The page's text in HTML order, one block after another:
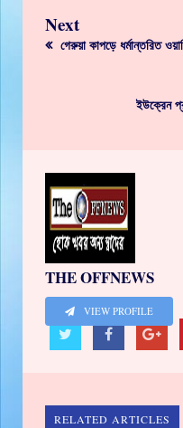
Next
গেরুয়া কাপড়ে ধর্মান্তরিত
ইউক্রেন
THE OFFNEWS
VIEW PROFILE
RELATED ARTICLES